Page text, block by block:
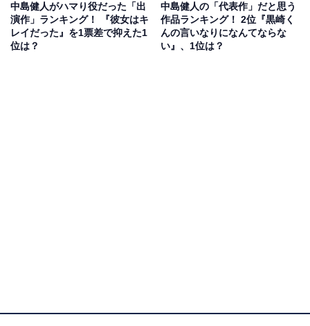
中島さんは劇中で希望の光を担うムードメーカー・新谷
健雄を好演。人生で初となる丸刈り姿も披露し、体重も
中島健人がハマり役だった「出
演作」ランキング！ 『彼女はキ
レイだった』を1票差で抑えた1
位は？
中島健人の「代表作」だと思う
作品ランキング！ 2位『黒崎く
んの言いなりになんてならな
い』、1位は？